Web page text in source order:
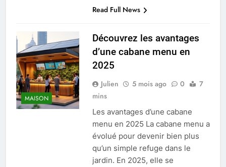
Read Full News
MAISON
Découvrez les avantages
d’une cabane menu en
2025
Julien 5 mois ago 0
7
mins
Les avantages d’une cabane
menu en 2025 La cabane menu a
évolué pour devenir bien plus
qu’un simple refuge dans le
jardin. En 2025, elle se